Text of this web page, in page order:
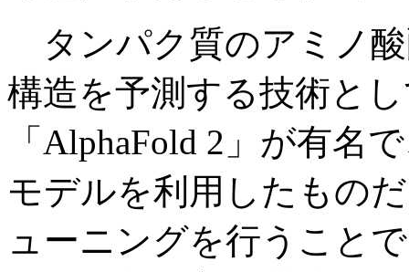
タンパク質のアミノ
構造を予測する技術と
「AlphaFold 2」が有名
モデルを利用したもの
ューニングを行うこと